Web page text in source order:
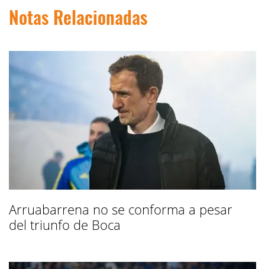
Notas Relacionadas
Arruabarrena no se conforma a pesar
del triunfo de Boca